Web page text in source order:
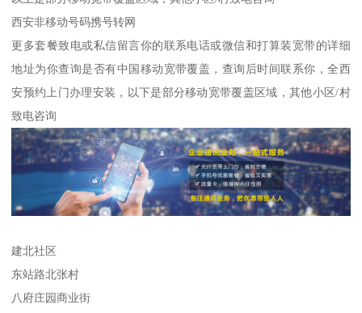
西安非移动号码携号转网
更多套餐致电或私信留言你的联系电话或微信和打算装宽带的详细
地址为你查询是否有中国移动宽带覆盖，查询后时间联系你，全西
安预约上门办理安装，以下是部分移动宽带覆盖区域，其他小区/村
致电咨询
建北社区
东站路北张村
八府庄园商业街